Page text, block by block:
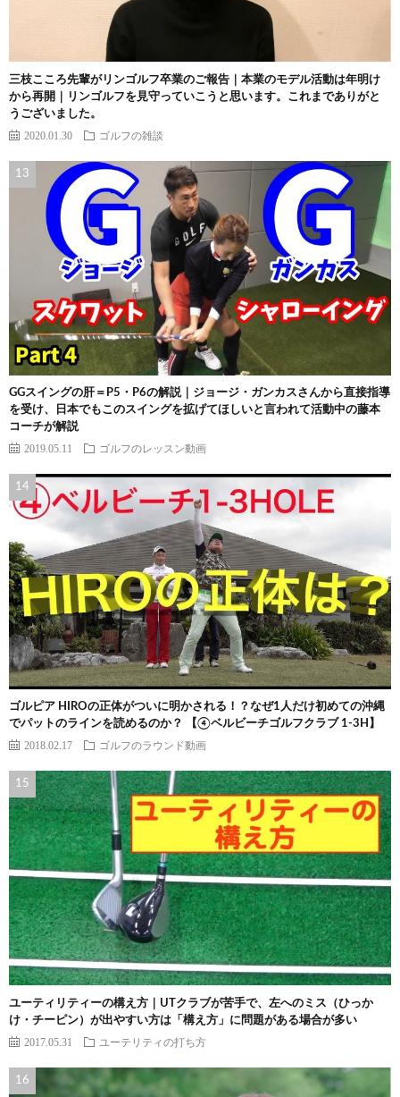
三枝こころ先輩がリンゴルフ卒業のご報告｜本業のモデル活動は年明け
から再開｜リンゴルフを見守っていこうと思います。これまでありがと
うございました。
2020.01.30 ゴルフの雑談
GGスイングの肝＝P5・P6の解説｜ジョージ・ガンカスさんから直接指導
を受け、日本でもこのスイングを拡げてほしいと言われて活動中の藤本
コーチが解説
2019.05.11 ゴルフのレッスン動画
ゴルピア HIROの正体がついに明かされる！？なぜ1人だけ初めての沖縄
でパットのラインを読めるのか？ 【④ベルビーチゴルフクラブ 1-3H】
2018.02.17 ゴルフのラウンド動画
ユーティリティーの構え方｜UTクラブが苦手で、左へのミス（ひっか
け・チーピン）が出やすい方は「構え方」に問題がある場合が多い
2017.05.31 ユーテリティの打ち方